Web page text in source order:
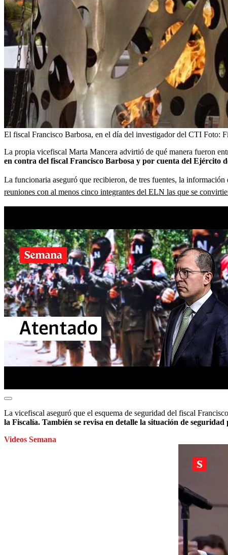
El fiscal Francisco Barbosa, en el día del investigador del CTI Foto:
La propia vicefiscal Marta Mancera advirtió de qué manera fueron
en contra del fiscal Francisco Barbosa y por cuenta del Ejército
La funcionaria aseguró que recibieron, de tres fuentes, la
reuniones con al menos cinco integrantes del ELN las que se
La vicefiscal aseguró que el esquema de seguridad del fiscal
la Fiscalía. También se revisa en detalle la situación de
Videos Semana